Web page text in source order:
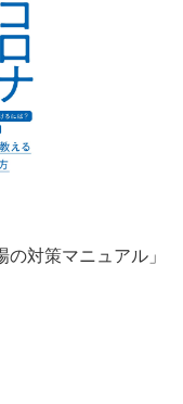
対策マニュアル」